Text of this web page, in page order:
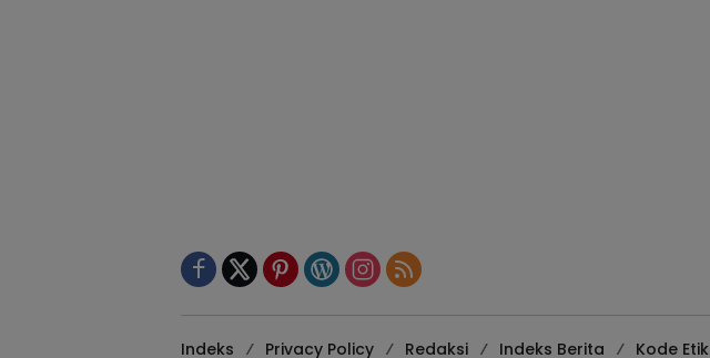
Indeks Privacy Policy Redaksi Indeks Berita Kode Etik